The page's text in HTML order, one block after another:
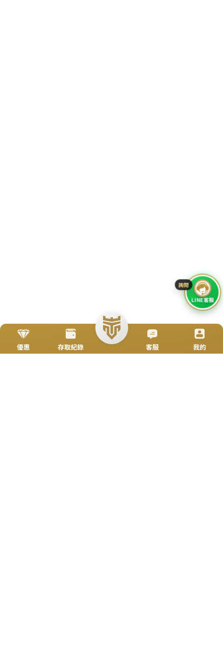
加入Line好友